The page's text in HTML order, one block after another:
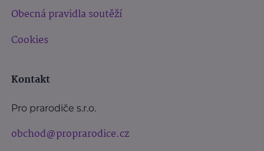
Obecná pravidla soutěží
Cookies
Kontakt
Pro prarodiče s.r.o.
obchod@proprarodice.cz